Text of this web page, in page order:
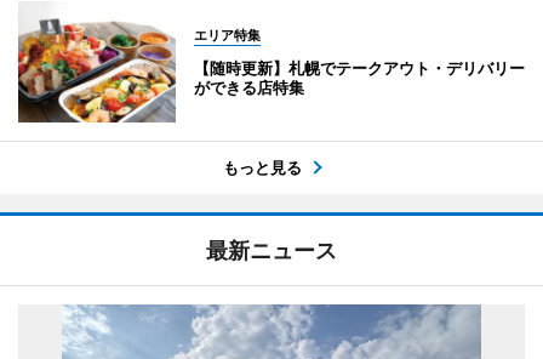
エリア特集
【随時更新】札幌でテークアウト・デリバリー
ができる店特集
もっと見る
最新ニュース